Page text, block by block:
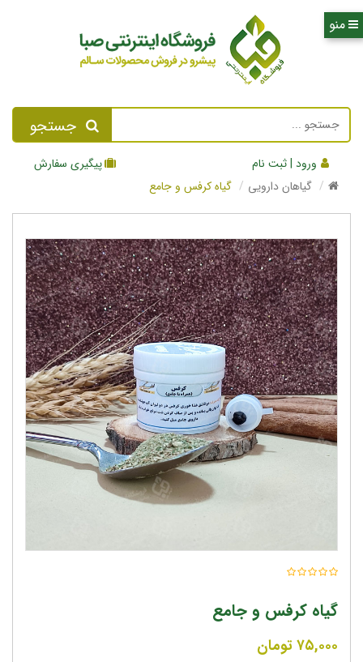
جستجو
ورود | ثبت نام
پیگیری سفارش
گیاهان دارویی
گیاه کرفس و جامع
گیاه کرفس و جامع
۷۵,۰۰۰تومان